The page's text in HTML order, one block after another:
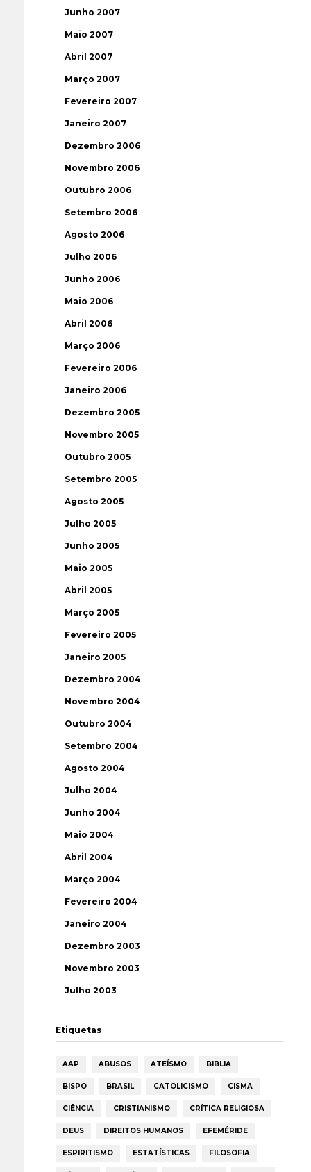
Junho 2007
Maio 2007
Abril 2007
Março 2007
Fevereiro 2007
Janeiro 2007
Dezembro 2006
Novembro 2006
Outubro 2006
Setembro 2006
Agosto 2006
Julho 2006
Junho 2006
Maio 2006
Abril 2006
Março 2006
Fevereiro 2006
Janeiro 2006
Dezembro 2005
Novembro 2005
Outubro 2005
Setembro 2005
Agosto 2005
Julho 2005
Junho 2005
Maio 2005
Abril 2005
Março 2005
Fevereiro 2005
Janeiro 2005
Dezembro 2004
Novembro 2004
Outubro 2004
Setembro 2004
Agosto 2004
Julho 2004
Junho 2004
Maio 2004
Abril 2004
Março 2004
Fevereiro 2004
Janeiro 2004
Dezembro 2003
Novembro 2003
Julho 2003
Etiquetas
AAP ABUSOS ATEÍSMO BIBLIA
BISPO BRASIL CATOLICISMO CISMA
CIÊNCIA CRISTIANISMO CRÍTICA RELIGIOSA
DEUS DIREITOS HUMANOS EFEMÉRIDE
ESPIRITISMO ESTATÍSTICAS FILOSOFIA